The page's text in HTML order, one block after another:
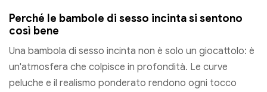
Perché le bambole di sesso incinta si sentono
così bene
Una bambola di sesso incinta non è solo un giocattolo: è
un'atmosfera che colpisce in profondità. Le curve
peluche e il realismo ponderato rendono ogni tocco